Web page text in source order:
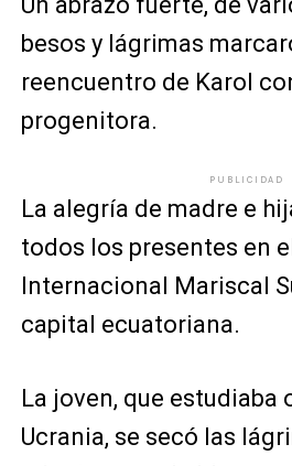
besos y lágrimas
reencuentro de Karol
progenitora.
PUBLICIDAD
La alegría de madre e
todos los presentes en
Internacional Mariscal
capital ecuatoriana.
La joven, que estudiaba
Ucrania, se secó las